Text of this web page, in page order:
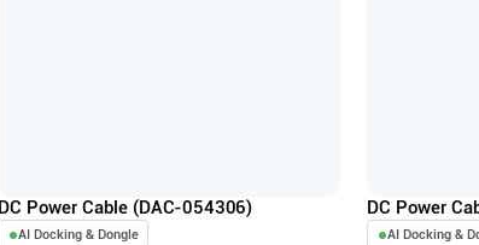
DC Power Cable (DAC-054306)
AI Docking & Dongle
DC Power
AI Docking &